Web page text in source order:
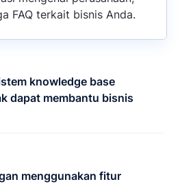
FAQ terkait bisnis Anda.
knowledge base
dapat membantu bisnis
menggunakan fitur